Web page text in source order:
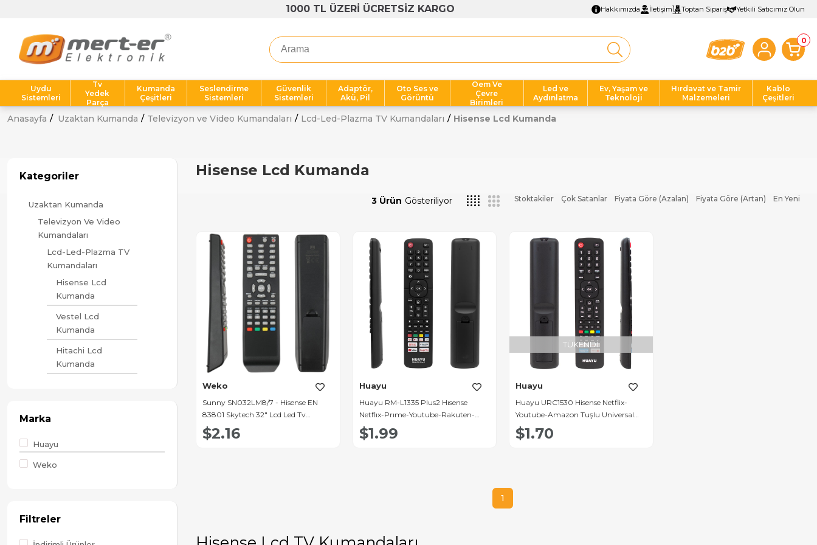
TOPLU ALIMLARA AVANTAJLI FİYATLAR Hakkımızda İletişim Toptan Sipariş Yetkili Satıcımız Olun
0
Uydu
Sistemleri
Tv
Yedek
Parça
Kumanda
Çeşitleri
Seslendirme
Sistemleri
Güvenlik
Sistemleri
Adaptör,
Akü, Pil
Oto Ses ve
Görüntü
Oem Ve
Çevre
Birimleri
Led ve
Aydınlatma
Ev, Yaşam ve
Teknoloji
Hırdavat ve Tamir
Malzemeleri
Kablo
Çeşitleri
Anasayfa Uzaktan Kumanda Televizyon ve Video Kumandaları Lcd-Led-Plazma TV Kumandaları Hisense Lcd Kumanda
Kategoriler
Uzaktan Kumanda
Televizyon Ve Video
Kumandaları
Lcd-Led-Plazma TV
Kumandaları
Hisense Lcd
Kumanda
Vestel Lcd
Kumanda
Hitachi Lcd
Kumanda
Diğer Lcd
Kumanda
LG LCD Tv
Marka
Huayu
Weko
Filtreler
Hisense Lcd Kumanda
En Yeni
Fiyata Göre (Artan)
Fiyata Göre (Azalan)
Çok Satanlar
Stoktakiler
3 Ürün
Weko
Sunny SN032LM8/7 - Hisense EN
83801 Skytech 32" Lcd Led Tv
Kumandası
$2.16
Huayu
Huayu RM-L1335 Plus2 Hısense
Netflıx-Prıme-Youtube-Rakuten-
Google Play-Vudu Tuşlu Lcd Led Tv
Kumandası
$1.99
TÜKENDI
Huayu
Huayu URC1530 Hisense Netflix-
Youtube-Amazon Tuşlu Universal
LCD-LED Tv Kumandası
$1.70
1